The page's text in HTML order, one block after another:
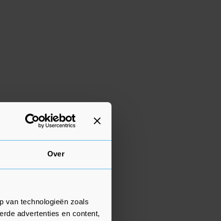
Over
van technologieën zoals
advertenties en content,